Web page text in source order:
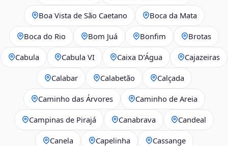
Boa Vista de São Caetano Boca da Mata
Boca do Rio Bom Juá Bonfim Brotas
Cabula Cabula VI Caixa D’Água Cajazeiras
Calabar Calabetão Calçada
Caminho das Árvores Caminho de Areia
Campinas de Pirajá Canabrava Candeal
Canela Capelinha Cassange